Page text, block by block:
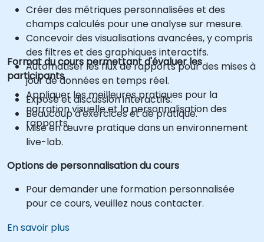
Créer des métriques personnalisées et des
champs calculés pour une analyse sur mesure.
Concevoir des visualisations avancées, y compris
des filtres et des graphiques interactifs.
Automatiser les flux de rapports pour des mises à
jour de données en temps réel.
Appliquer les meilleures pratiques pour la
narration visuelle et la personnalisation des
rapports.
Format du cours permettant d'évaluer les
participants
Exposé et discussion interactifs.
Beaucoup d'exercices et de pratique.
Mise en œuvre pratique dans un environnement
live-lab.
Options de personnalisation du cours
Pour demander une formation personnalisée
pour ce cours, veuillez nous contacter.
En savoir plus